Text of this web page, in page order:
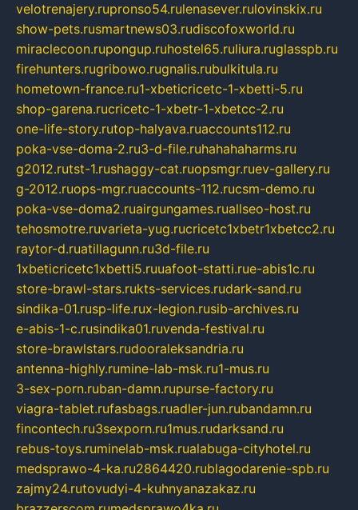
velotrenajery.rupronso54.rulenasever.rulovinskix.ru
show-pets.rusmartnews03.rudiscofoxworld.ru
miraclecoon.rupongup.ruhostel65.ruliura.ruglasspb.ru
firehunters.rugribowo.rugnalis.rubulkitula.ru
hometown-france.ru1-xbeticricetc-1-xbetti-5.ru
shop-garena.rucricetc-1-xbetr-1-xbetcc-2.ru
one-life-story.rutop-halyava.ruaccounts112.ru
poka-vse-doma-2.ru3-d-file.ruhahahaharms.ru
g2012.rutst-1.rushaggy-cat.ruopsmgr.ruev-gallery.ru
g-2012.ruops-mgr.ruaccounts-112.rucsm-demo.ru
poka-vse-doma2.ruairgungames.ruallseo-host.ru
tehosmotre.ruvarieta-yug.rucricetc1xbetr1xbetcc2.ru
raytor-d.ruatillagunn.ru3d-file.ru
1xbeticricetc1xbetti5.ruuafoot-statti.rue-abis1c.ru
store-brawl-stars.rukts-services.rudark-sand.ru
sindika-01.rusp-life.rux-legion.rusib-archives.ru
e-abis-1-c.rusindika01.ruvenda-festival.ru
store-brawlstars.rudooraleksandria.ru
antenna-highly.rumine-lab-msk.ru1-mus.ru
3-sex-porn.ruban-damn.rupurse-factory.ru
viagra-tablet.rufasbags.ruadler-jun.rubandamn.ru
fincontech.ru3sexporn.ru1mus.rudarksand.ru
rebus-toys.ruminelab-msk.rualabuga-cityhotel.ru
medsprawo-4-ka.ru2864420.rublagodarenie-spb.ru
zajmy24.rutovudyi-4-kuhnyanazakaz.ru